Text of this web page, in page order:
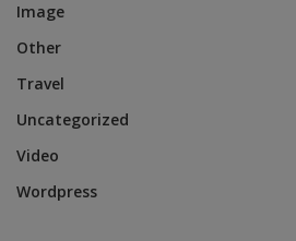
Image
Other
Travel
Uncategorized
Video
Wordpress